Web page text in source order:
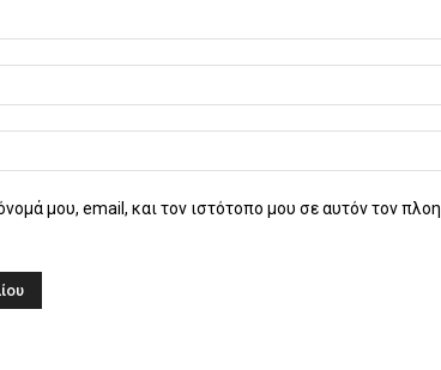
μου, email, και τον ιστότοπο μου σε αυτόν τον